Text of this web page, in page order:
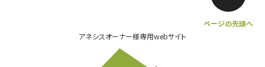
アネシスオーナー様専用webサイト
ページの先頭へ